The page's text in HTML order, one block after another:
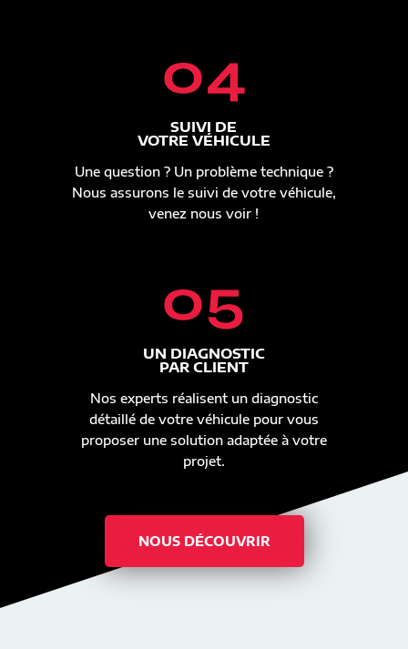
04
SUIVI DE
VOTRE VÉHICULE
Une question ? Un problème technique ?
Nous assurons le suivi de votre véhicule,
venez nous voir !
05
UN DIAGNOSTIC
PAR CLIENT
Nos experts réalisent un diagnostic
détaillé de votre véhicule pour vous
proposer une solution adaptée à votre
projet.
NOUS DÉCOUVRIR